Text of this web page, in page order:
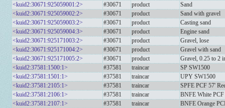
<kuid2:30671:925059001:2>
#30671 product
Sand
<kuid2:30671:925059002:2>
#30671 product
Sand with gravel
<kuid2:30671:925059003:2>
#30671 product
Casting sand
<kuid2:30671:925059004:3>
#30671 product
Engine sand
<kuid2:30671:925171003:2>
#30671 product
Gravel, lose
<kuid2:30671:925171004:2>
#30671 product
Gravel with sand
<kuid2:30671:925171005:2>
#30671 product
Gravel, 0.25 to 2
<kuid2:37581:1500:1>
#37581 traincar
SP SW1500
<kuid2:37581:1501:1>
#37581 traincar
UPY SW1500
<kuid2:37581:2105:1>
#37581 traincar
SPFE PCF 57'
<kuid2:37581:2106:1>
#37581 traincar
BNFE White PCF
<kuid2:37581:2107:1>
#37581 traincar
BNFE Orange